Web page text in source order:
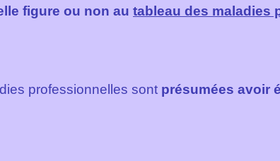
figure ou non au tableau des maladies
professionnelles sont présumées avoir